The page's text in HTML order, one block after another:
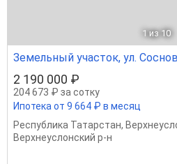
1 из 10
Земельный участок, ул.
2 190 000 ₽
204 673 ₽ за сотку
Ипотека от 9 664 ₽ в месяц
Республика Татарстан,
Верхнеуслонский р-н